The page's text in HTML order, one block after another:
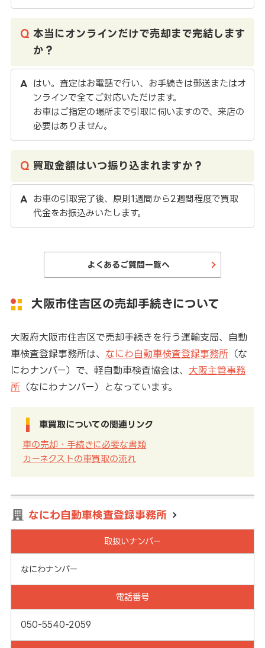
本当にオンラインだけで売却まで完結します
か？
はい。査定はお電話で行い、お手続きは郵送またはオ
ンラインで全てご対応いただけます。
お車はご指定の場所まで引取に伺いますので、来店の
必要はありません。
買取金額はいつ振り込まれますか？
お車の引取完了後、原則1週間から2週間程度で買取
代金をお振込みいたします。
よくあるご質問一覧へ
大阪市住吉区の売却手続きについて
大阪府大阪市住吉区で売却手続きを行う運輸支局、自動
車検査登録事務所は、 なにわ自動車検査登録事務所（な
にわナンバー）で、軽自動車検査協会は、 大阪主管事務
所（なにわナンバー）となっています。
車買取についての関連リンク
車の売却・手続きに必要な書類
カーネクストの車買取の流れ
なにわ自動車検査登録事務所
取扱いナンバー
なにわナンバー
電話番号
050-5540-2059